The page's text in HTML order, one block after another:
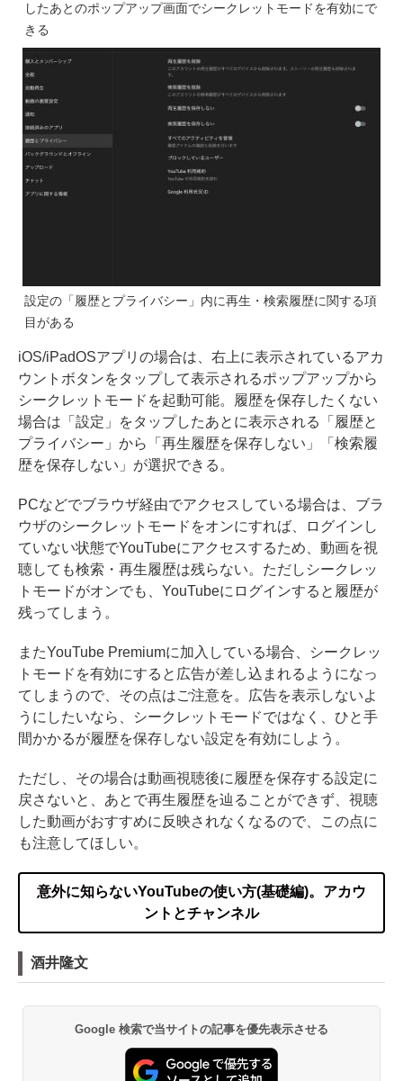
したあとのポップアップ画面でシークレットモードを有効にで
きる
設定の「履歴とプライバシー」内に再生・検索履歴に関する項
目がある
iOS/iPadOSアプリの場合は、右上に表示されているアカ
ウントボタンをタップして表示されるポップアップから
シークレットモードを起動可能。履歴を保存したくない
場合は「設定」をタップしたあとに表示される「履歴と
プライバシー」から「再生履歴を保存しない」「検索履
歴を保存しない」が選択できる。
PCなどでブラウザ経由でアクセスしている場合は、ブラ
ウザのシークレットモードをオンにすれば、ログインし
ていない状態でYouTubeにアクセスするため、動画を視
聴しても検索・再生履歴は残らない。ただしシークレッ
トモードがオンでも、YouTubeにログインすると履歴が
残ってしまう。
またYouTube Premiumに加入している場合、シークレッ
トモードを有効にすると広告が差し込まれるようになっ
てしまうので、その点はご注意を。広告を表示しないよ
うにしたいなら、シークレットモードではなく、ひと手
間かかるが履歴を保存しない設定を有効にしよう。
ただし、その場合は動画視聴後に履歴を保存する設定に
戻さないと、あとで再生履歴を辿ることができず、視聴
した動画がおすすめに反映されなくなるので、この点に
も注意してほしい。
意外に知らないYouTubeの使い方(基礎編)。アカウ
ントとチャンネル
酒井隆文
Google 検索で当サイトの記事を優先表示させる